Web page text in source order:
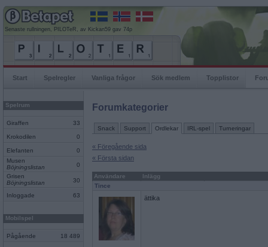
Senaste rullningen, PILOTeR, av Kickan59 gav 74p
Start Spelregler Vanliga frågor Sök medlem Topplistor
Spelrum
Giraffen 33
Krokodilen 0
Elefanten
0
Musen
Böjningslistan
0
Grisen
Böjningslistan
30
Inloggade 63
Mobilspel
Pågående 18 489
Forumkategorier
Snack Support Ordlekar IRL-spel Turneringar
« Föregående sida
« Första sidan
Användare
Inlägg
Tince
ättika